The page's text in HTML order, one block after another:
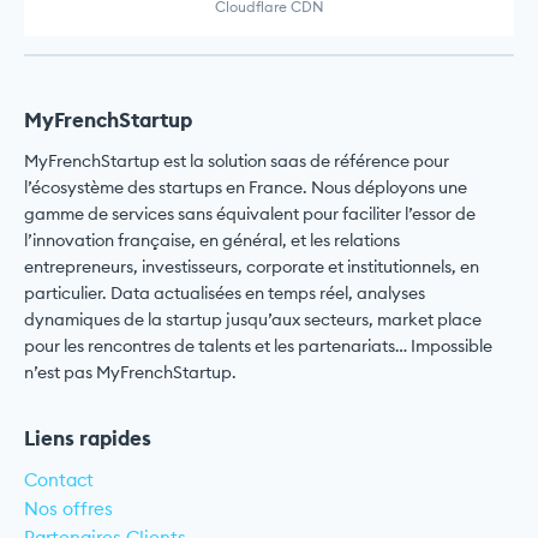
Cloudflare CDN
MyFrenchStartup
MyFrenchStartup est la solution saas de référence pour
l’écosystème des startups en France. Nous déployons une
gamme de services sans équivalent pour faciliter l’essor de
l’innovation française, en général, et les relations
entrepreneurs, investisseurs, corporate et institutionnels, en
particulier. Data actualisées en temps réel, analyses
dynamiques de la startup jusqu’aux secteurs, market place
pour les rencontres de talents et les partenariats… Impossible
n’est pas MyFrenchStartup.
Liens rapides
Contact
Nos offres